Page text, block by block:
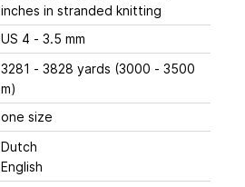
inches in stranded knitting
US 4 - 3.5 mm
3281 - 3828 yards (3000 - 3500
m)
one size
Dutch
English